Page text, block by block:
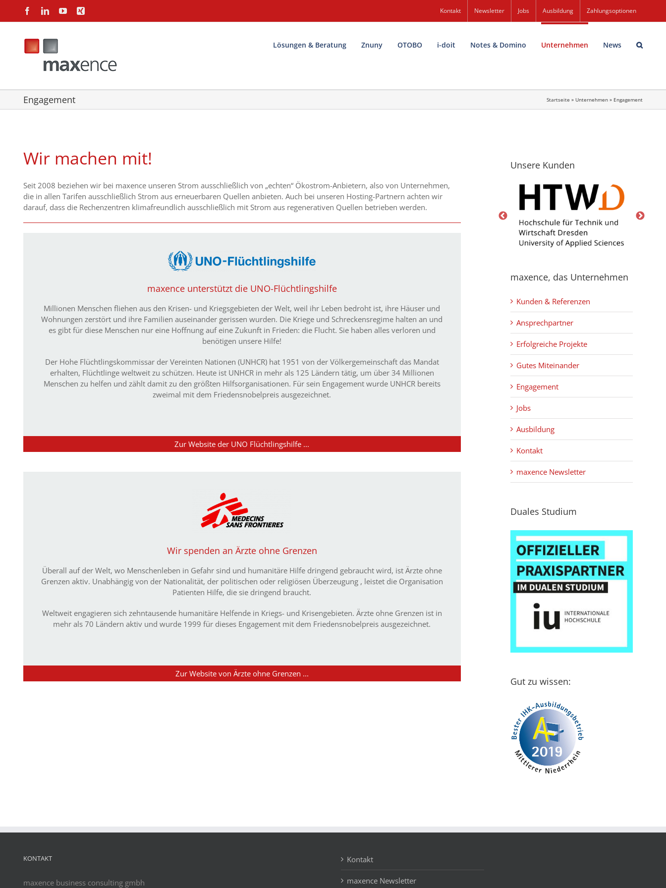
FacebookLinkedInYouTubeXing Kontakt Newsletter Jobs Ausbildung Zahlungsoptionen
Lösungen & Beratung Znuny OTOBO i-doit Notes & Domino Unternehmen News
Engagement Startseite » Unternehmen » Engagement
Wir machen mit!
Seit 2008 beziehen wir bei maxence unseren Strom ausschließlich von „echten“ Ökostrom-Anbietern, also von Unternehmen,
die in allen Tarifen ausschließlich Strom aus erneuerbaren Quellen anbieten. Auch bei unseren Hosting-Partnern achten wir
darauf, dass die Rechenzentren klimafreundlich ausschließlich mit Strom aus regenerativen Quellen betrieben werden.
maxence unterstützt die UNO-Flüchtlingshilfe
Millionen Menschen fliehen aus den Krisen- und Kriegsgebieten der Welt, weil ihr Leben bedroht ist, ihre Häuser und
Wohnungen zerstört und ihre Familien auseinander gerissen wurden. Die Kriege und Schreckensregime halten an und
es gibt für diese Menschen nur eine Hoffnung auf eine Zukunft in Frieden: die Flucht. Sie haben alles verloren und
benötigen unsere Hilfe!
Der Hohe Flüchtlingskommissar der Vereinten Nationen (UNHCR) hat 1951 von der Völkergemeinschaft das Mandat
erhalten, Flüchtlinge weltweit zu schützen. Heute ist UNHCR in mehr als 125 Ländern tätig, um über 34 Millionen
Menschen zu helfen und zählt damit zu den größten Hilfsorganisationen. Für sein Engagement wurde UNHCR bereits
zweimal mit dem Friedensnobelpreis ausgezeichnet.
Zur Website der UNO Flüchtlingshilfe ...
Wir spenden an Ärzte ohne Grenzen
Überall auf der Welt, wo Menschenleben in Gefahr sind und humanitäre Hilfe dringend gebraucht wird, ist Ärzte ohne
Grenzen aktiv. Unabhängig von der Nationalität, der politischen oder religiösen Überzeugung , leistet die Organisation
Patienten Hilfe, die sie dringend braucht.
Weltweit engagieren sich zehntausende humanitäre Helfende in Kriegs- und Krisengebieten. Ärzte ohne Grenzen ist in
mehr als 70 Ländern aktiv und wurde 1999 für dieses Engagement mit dem Friedensnobelpreis ausgezeichnet.
Zur Website von Ärzte ohne Grenzen ...
Unsere Kunden
maxence, das Unternehmen
Kunden & Referenzen
Ansprechpartner
Erfolgreiche Projekte
Gutes Miteinander
Engagement
Jobs
Ausbildung
Kontakt
maxence Newsletter
Duales Studium
Gut zu wissen:
KONTAKT
maxence business consulting gmbh
Kontakt
maxence Newsletter